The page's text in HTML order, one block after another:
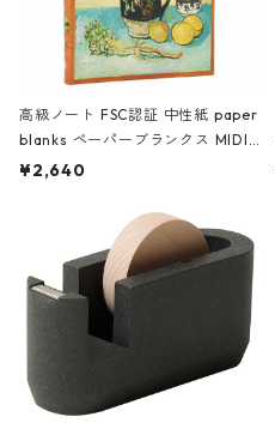
高級ノート FSC認証 中性紙 paper
blanks ペーパーブランクス MIDI
ハードカバー 罫線 ヴァン・ゴッホ
¥2,640